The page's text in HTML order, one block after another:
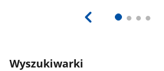
Wyszukiwarki